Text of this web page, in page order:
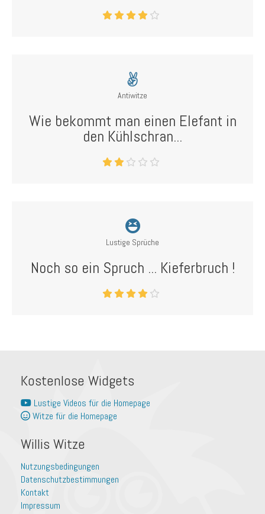
Antiwitze
Wie bekommt man einen Elefant in
den Kühlschran...
Lustige Sprüche
Noch so ein Spruch ... Kieferbruch !
Kostenlose Widgets
Lustige Videos für die Homepage
Witze für die Homepage
Willis Witze
Nutzungsbedingungen
Datenschutzbestimmungen
Kontakt
Impressum